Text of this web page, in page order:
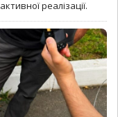
реалізації.